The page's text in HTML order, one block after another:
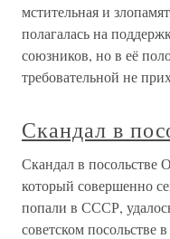
мстительная и
полагалась на
союзников, но в её
требовательной не
Скандал в
Скандал в посольстве
который совершенно
попали в СССР,
советском